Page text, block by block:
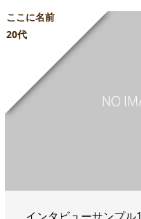
ここに名前
20代